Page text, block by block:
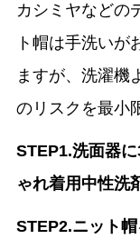
カシミヤなどの
ト帽は手洗いが
ますが、洗濯機
のリスクを最小
STEP1.洗面器
ゃれ着用中性洗
STEP2.ニット